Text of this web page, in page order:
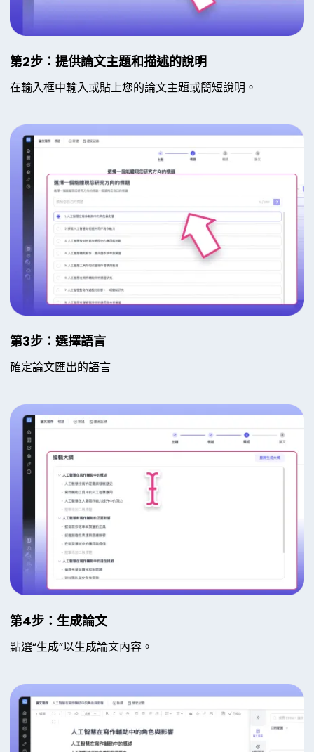
第2步：提供論文主題和描述的說明
在輸入框中輸入或貼上您的論文主題或簡短說明。
第3步：選擇語言
確定論文匯出的語言
第4步：生成論文
點選“生成”以生成論文內容。